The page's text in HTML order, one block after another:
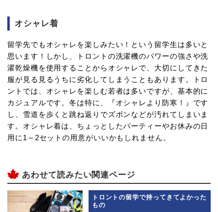
オシャレ着
留学先でもオシャレを楽しみたい！という留学生は多いと
思います！しかし、トロントの洗濯機のパワーの強さや洗
濯乾燥機を使用することからオシャレで、大切にしてきた
服が見る見るうちに劣化してしまうこともあります。トロ
ントでは、オシャレを楽しむ若者は多いですが、基本的に
カジュアルです。冬は特に、『オシャレより防寒！』です
し、雪道を歩くと跳ね返りでズボンなどが汚れてしまいま
す。オシャレ着は、ちょっとしたパーティーやお休みの日
用に1～2セットの用意がいいかもしれません。
あわせて読みたい関連ページ
トロントの留学で持ってきてよかった
もの